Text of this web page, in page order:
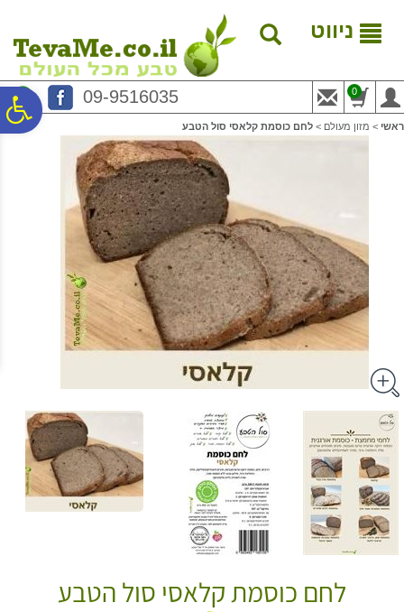
נגישות
המרכזי
ניווט
09-9516035 0
ראשי > מזון מעולם > לחם כוסמת קלאסי סול הטבע
לחם כוסמת קלאסי סול הטבע